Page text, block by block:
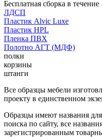
Бесплатная сборка в
ЛДСП
Пластик Alvic Luxe
Пластик HPL
Пленка ПВХ
Полотно АГТ (МДФ)
полки
корзины
штанги
Все образцы мебели
проекту в единственном
Образцы имеют названия
поиска по сайту, все
зарегистрированным